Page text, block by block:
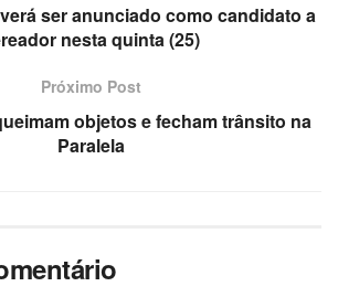
ser anunciado como candidato a
nesta quinta (25)
Próximo Post
objetos e fecham trânsito na
Paralela